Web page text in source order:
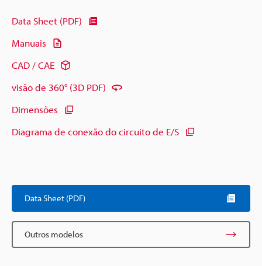
Data Sheet (PDF)
Manuais
CAD / CAE
visão de 360° (3D PDF)
Dimensões
Diagrama de conexão do circuito de E/S
Data Sheet (PDF)
Outros modelos